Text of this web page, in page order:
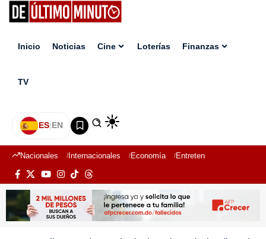
Inicio Noticias Cine Loterías Finanzas
TV
ES|EN
Nacionales Internacionales Economía Entretenimiento